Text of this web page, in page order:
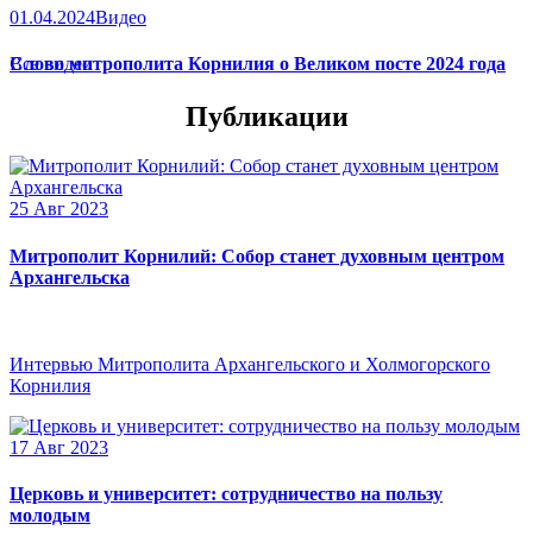
01.04.2024Видео
Слово митрополита Корнилия о Великом посте 2024 года
Все видео
Публикации
25 Авг 2023
Митрополит Корнилий: Собор станет духовным центром
Архангельска
Интервью Митрополита Архангельского и Холмогорского
Корнилия
17 Авг 2023
Церковь и университет: сотрудничество на пользу
молодым